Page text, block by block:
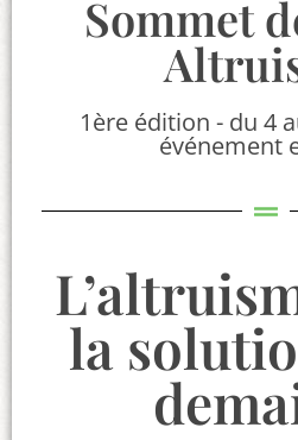
Sommet
1ère édition - du 4
événement
la